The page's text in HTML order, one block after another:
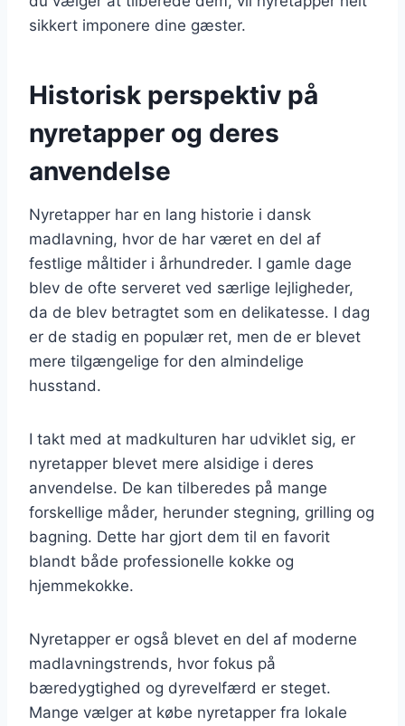
sikkert imponere dine gæster.
Historisk perspektiv på
nyretapper og deres
anvendelse
Nyretapper har en lang historie i dansk
madlavning, hvor de har været en del af
festlige måltider i århundreder. I gamle dage
blev de ofte serveret ved særlige lejligheder,
da de blev betragtet som en delikatesse. I dag
er de stadig en populær ret, men de er blevet
mere tilgængelige for den almindelige
husstand.
I takt med at madkulturen har udviklet sig, er
nyretapper blevet mere alsidige i deres
anvendelse. De kan tilberedes på mange
forskellige måder, herunder stegning, grilling og
bagning. Dette har gjort dem til en favorit
blandt både professionelle kokke og
hjemmekokke.
Nyretapper er også blevet en del af moderne
madlavningstrends, hvor fokus på
bæredygtighed og dyrevelfærd er steget.
Mange vælger at købe nyretapper fra lokale